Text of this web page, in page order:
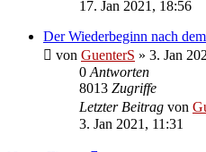
17. Jan 2021, 18:56
Der Wiederbeginn nach
von GuenterS » 3. Jan
0 Antworten
8013 Zugriffe
Letzter Beitrag von
3. Jan 2021, 11:31